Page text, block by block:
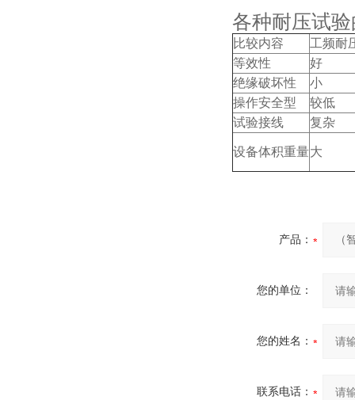
各种耐压试
比较内容
工频耐
等效性
好
绝缘破坏性
小
操作安全型
较低
试验接线
复杂
设备体积重量大
产品：
您的单位：
您的姓名：
联系电话：